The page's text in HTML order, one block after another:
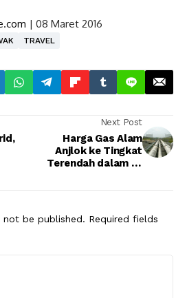
| 08 Maret 2016
TRAVEL
Next Post
Harga Gas Alam
Anjlok ke Tingkat
Terendah dalam 18
not be published. Required fields